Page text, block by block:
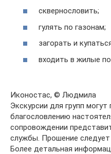
сквернословить;
гулять по газонам;
загорать и
входить в жилые
Иконостас, © Людмила
Экскурсии для групп
благословлению
сопровождении
службы. Прошение следует
Более детальная